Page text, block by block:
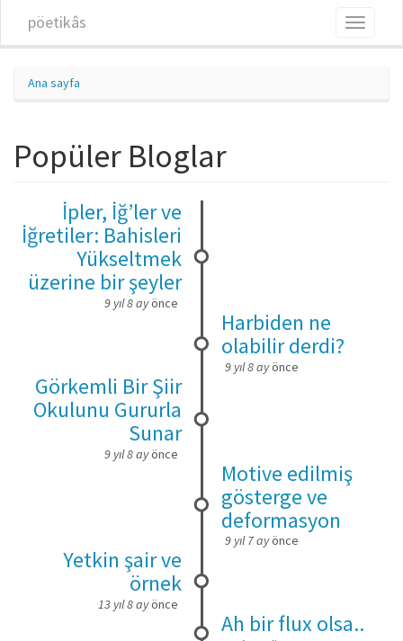
pöetikâs
Toggle
Ana sayfa
Popüler Bloglar
İpler, İğ’ler ve
İğretiler: Bahisleri
Yükseltmek
üzerine bir şeyler
9 yıl 8 ayönce
Harbiden ne
olabilir derdi?
9 yıl 8 ayönce
Görkemli Bir Şiir
Okulunu Gururla
Sunar
9 yıl 8 ayönce
Motive edilmiş
gösterge ve
deformasyon
9 yıl 7 ayönce
Yetkin şair ve
örnek
13 yıl 8 ayönce
Ah bir flux olsa..